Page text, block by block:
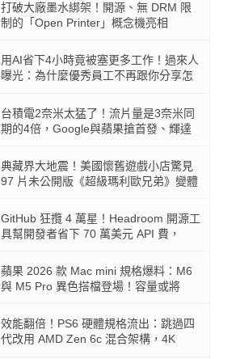
打破大廠墨水綁架！開源、無 DRM 限
制的「Open Printer」概念機亮相
用AI省下4小時竟被塞更多工作！過來人
曝光：為什麼優秀員工不再跟你分享怎
台積電2奈米太猛了！流片量是3奈米同
期的4倍，Google與蘋果搶首發、輝達
典藏界大地震！美國懷舊遊戲小店驚見
97 片未公開版《超級瑪利歐兄弟》變體
GitHub 狂攬 4 萬星！Headroom 開源工
具幫開發者省下 70 萬美元 API 費，
蘋果 2026 款 Mac mini 規格爆料：M6
與 M5 Pro 異色搭檔登場！容量或將
效能翻倍！PS6 硬體規格流出：跳過四
代改用 AMD Zen 6c 混合架構，4K